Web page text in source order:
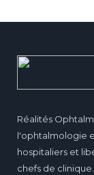
Réalités
l'ophtalmologie
hospitaliers et
chefs de clinique.